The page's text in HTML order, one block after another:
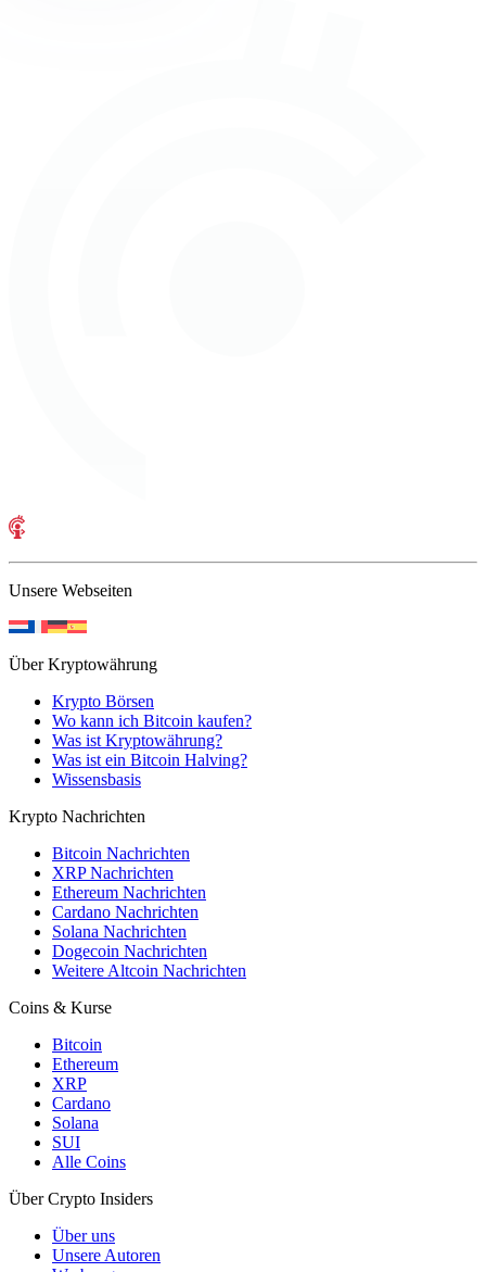
Unsere Webseiten
Über Kryptowährung
Krypto Börsen
Wo kann ich Bitcoin kaufen?
Was ist Kryptowährung?
Was ist ein Bitcoin Halving?
Wissensbasis
Krypto Nachrichten
Bitcoin Nachrichten
XRP Nachrichten
Ethereum Nachrichten
Cardano Nachrichten
Solana Nachrichten
Dogecoin Nachrichten
Weitere Altcoin Nachrichten
Coins & Kurse
Bitcoin
Ethereum
XRP
Cardano
Solana
SUI
Alle Coins
Über Crypto Insiders
Über uns
Unsere Autoren